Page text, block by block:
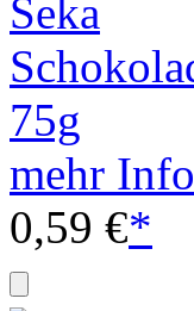
mehr Info
0,59 €*